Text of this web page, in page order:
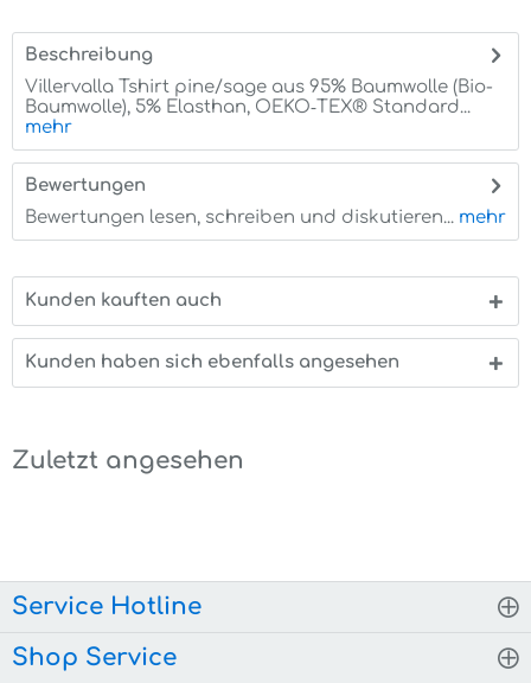
Beschreibung
Villervalla Tshirt pine/sage aus 95% Baumwolle (Bio-
Baumwolle), 5% Elasthan, OEKO‑TEX® Standard...
mehr
Bewertungen
Bewertungen lesen, schreiben und diskutieren... mehr
Kunden kauften auch
Kunden haben sich ebenfalls angesehen
Zuletzt angesehen
Service Hotline
Shop Service